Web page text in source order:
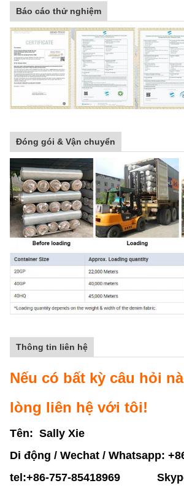
Báo cáo thử nghiệm
Đóng gói & Vận chuyển
Thông tin liên hệ
Nếu có bất kỳ câu hỏi
lòng liên hệ với tôi!
Tên: Sally Xie
Di động / Wechat / Whatsapp:
tel:+86-757-85418969